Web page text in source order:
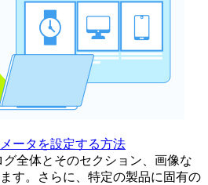
ータを設定する方法
全体とそのセクション、画像な
す。さらに、特定の製品に固有の